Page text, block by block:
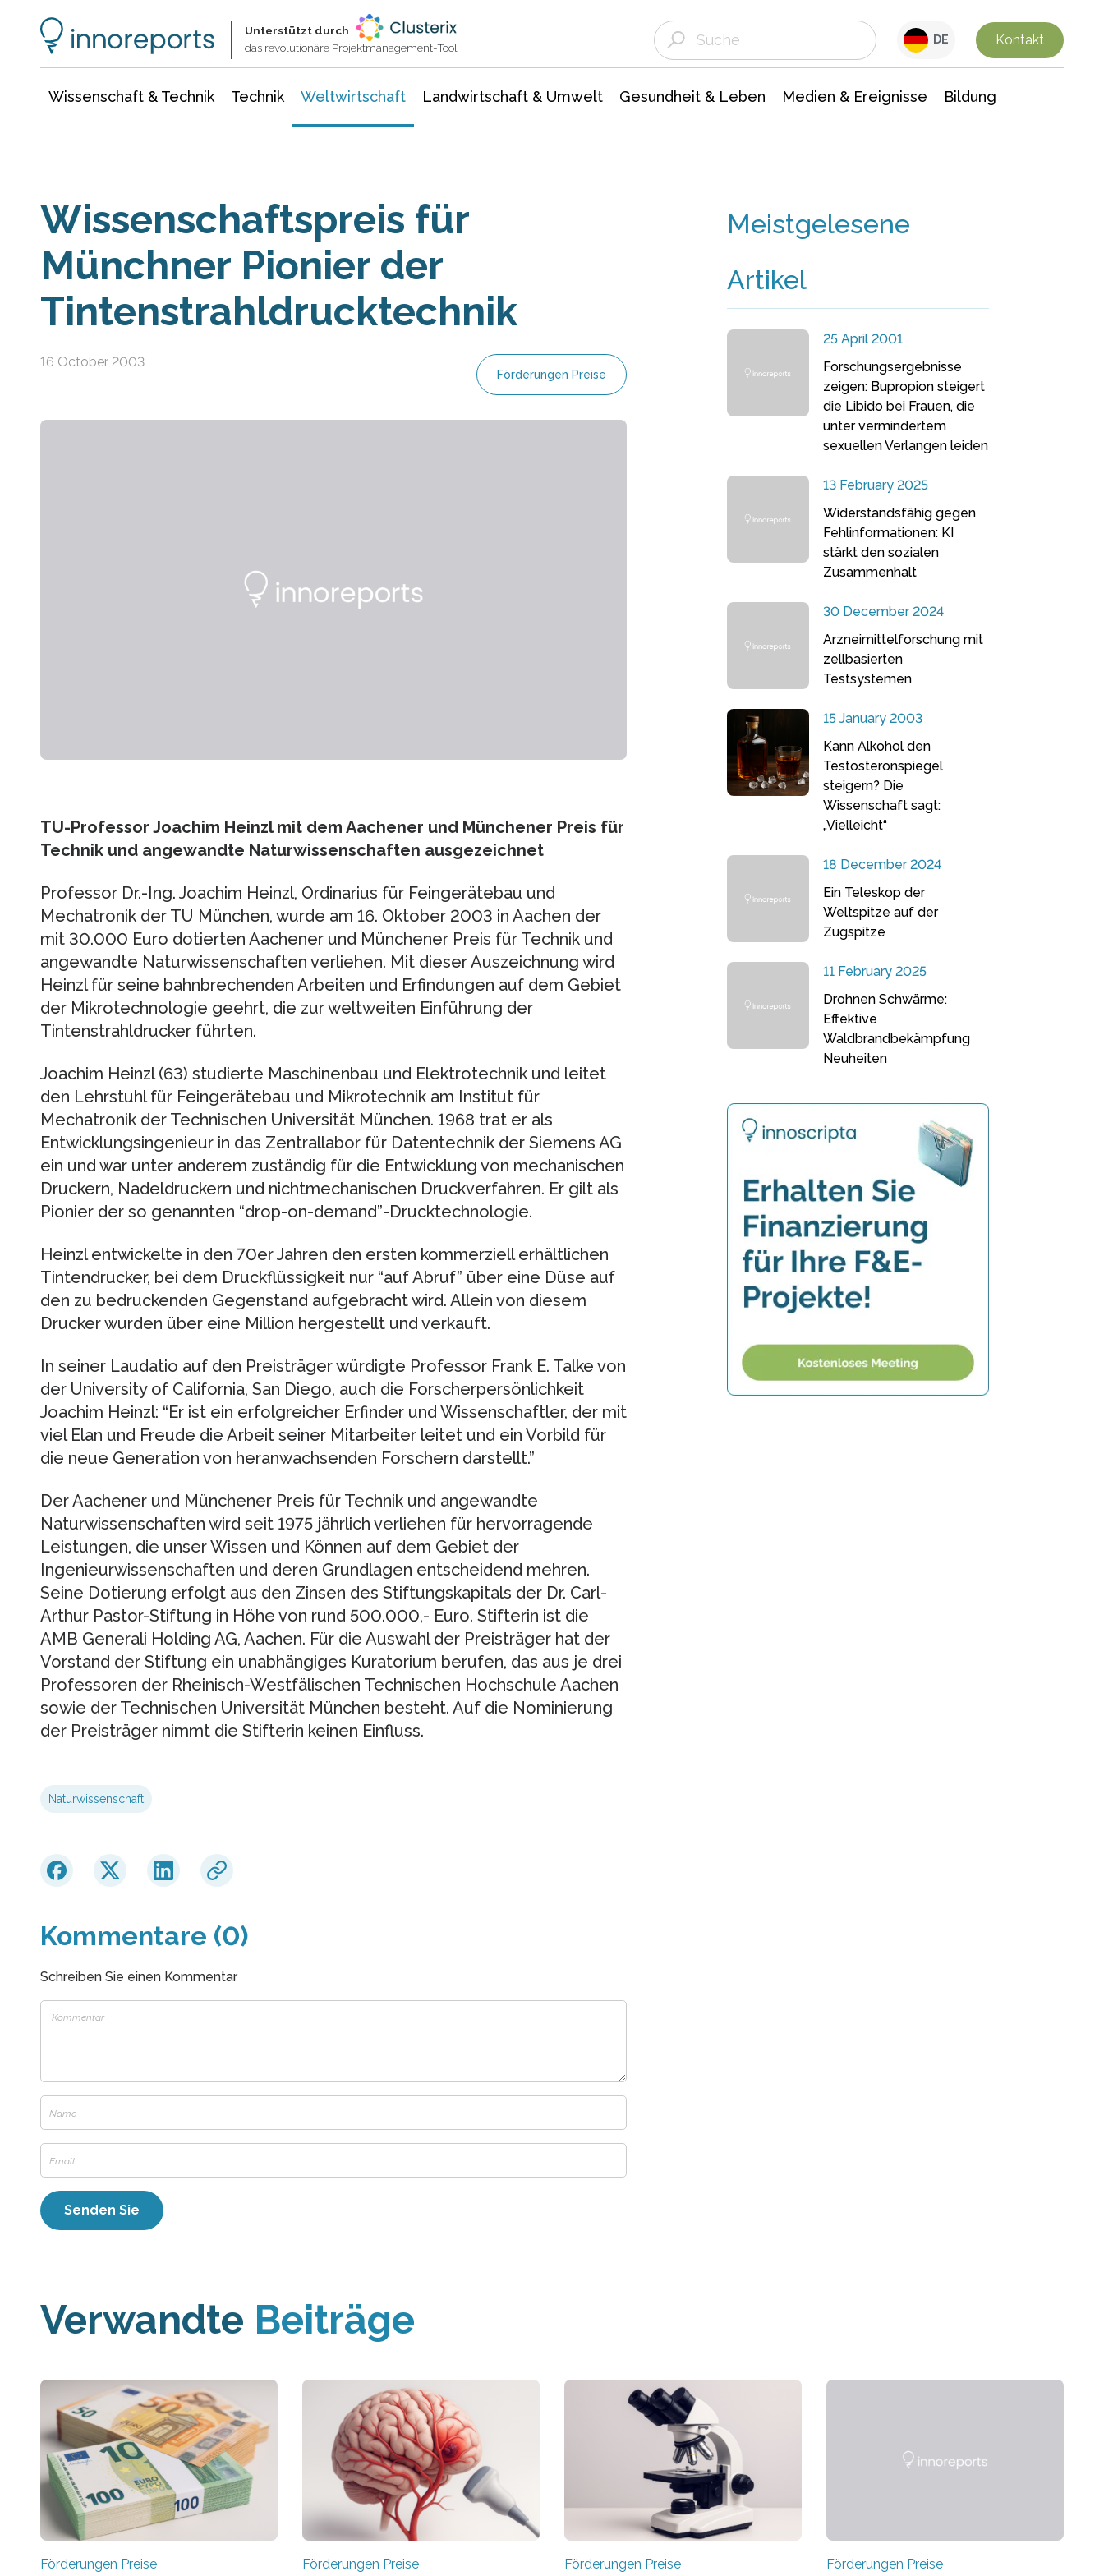
Unterstützt durch
das revolutionäre Projektmanagement-Tool
DE Kontakt
Wissenschaft & Technik Technik Weltwirtschaft Landwirtschaft & Umwelt Gesundheit & Leben Medien & Ereignisse Bildung
Wissenschaftspreis für
Münchner Pionier der
Tintenstrahldrucktechnik
16 October 2003
Förderungen Preise
TU-Professor Joachim Heinzl mit dem Aachener und Münchener Preis für
Technik und angewandte Naturwissenschaften ausgezeichnet
Professor Dr.-Ing. Joachim Heinzl, Ordinarius für Feingerätebau und
Mechatronik der TU München, wurde am 16. Oktober 2003 in Aachen der
mit 30.000 Euro dotierten Aachener und Münchener Preis für Technik und
angewandte Naturwissenschaften verliehen. Mit dieser Auszeichnung wird
Heinzl für seine bahnbrechenden Arbeiten und Erfindungen auf dem Gebiet
der Mikrotechnologie geehrt, die zur weltweiten Einführung der
Tintenstrahldrucker führten.
Joachim Heinzl (63) studierte Maschinenbau und Elektrotechnik und leitet
den Lehrstuhl für Feingerätebau und Mikrotechnik am Institut für
Mechatronik der Technischen Universität München. 1968 trat er als
Entwicklungsingenieur in das Zentrallabor für Datentechnik der Siemens AG
ein und war unter anderem zuständig für die Entwicklung von mechanischen
Druckern, Nadeldruckern und nichtmechanischen Druckverfahren. Er gilt als
Pionier der so genannten “drop-on-demand”-Drucktechnologie.
Heinzl entwickelte in den 70er Jahren den ersten kommerziell erhältlichen
Tintendrucker, bei dem Druckflüssigkeit nur “auf Abruf” über eine Düse auf
den zu bedruckenden Gegenstand aufgebracht wird. Allein von diesem
Drucker wurden über eine Million hergestellt und verkauft.
In seiner Laudatio auf den Preisträger würdigte Professor Frank E. Talke von
der University of California, San Diego, auch die Forscherpersönlichkeit
Joachim Heinzl: “Er ist ein erfolgreicher Erfinder und Wissenschaftler, der mit
viel Elan und Freude die Arbeit seiner Mitarbeiter leitet und ein Vorbild für
die neue Generation von heranwachsenden Forschern darstellt.”
Der Aachener und Münchener Preis für Technik und angewandte
Naturwissenschaften wird seit 1975 jährlich verliehen für hervorragende
Leistungen, die unser Wissen und Können auf dem Gebiet der
Ingenieurwissenschaften und deren Grundlagen entscheidend mehren.
Seine Dotierung erfolgt aus den Zinsen des Stiftungskapitals der Dr. Carl-
Arthur Pastor-Stiftung in Höhe von rund 500.000,- Euro. Stifterin ist die
AMB Generali Holding AG, Aachen. Für die Auswahl der Preisträger hat der
Vorstand der Stiftung ein unabhängiges Kuratorium berufen, das aus je drei
Professoren der Rheinisch-Westfälischen Technischen Hochschule Aachen
sowie der Technischen Universität München besteht. Auf die Nominierung
der Preisträger nimmt die Stifterin keinen Einfluss.
Naturwissenschaft
Kommentare (0)
Schreiben Sie einen Kommentar
Meistgelesene
Artikel
25 April 2001
Forschungsergebnisse
zeigen: Bupropion steigert
die Libido bei Frauen, die
unter vermindertem
sexuellen Verlangen leiden
13 February 2025
Widerstandsfähig gegen
Fehlinformationen: KI
stärkt den sozialen
Zusammenhalt
30 December 2024
Arzneimittelforschung mit
zellbasierten
Testsystemen
15 January 2003
Kann Alkohol den
Testosteronspiegel
steigern? Die
Wissenschaft sagt:
„Vielleicht“
18 December 2024
Ein Teleskop der
Weltspitze auf der
Zugspitze
11 February 2025
Drohnen Schwärme:
Effektive
Waldbrandbekämpfung
Neuheiten
Verwandte Beiträge
Förderungen Preise Förderungen Preise Förderungen Preise Förderungen Preise